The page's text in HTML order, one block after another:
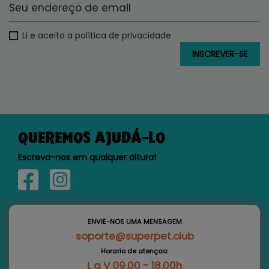
Li e aceito a política de privacidade
QUEREMOS AJUDÁ-LO
Escreva-nos em qualquer altura!
ENVIE-NOS UMA MENSAGEM
soporte@superpet.club
Horario de atençao:
L a V 09.00 - 18.00h